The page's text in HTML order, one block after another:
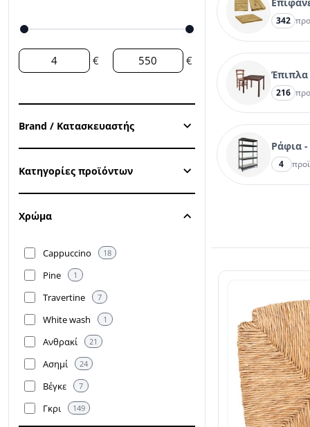
€ €
Brand / Κατασκευαστής
Κατηγορίες προϊόντων
Χρώμα
Cappuccino 18
Pine 1
Travertine 7
White wash 1
Ανθρακί 21
Ασημί 24
Βέγκε 7
Γκρι 149
342
Έπιπλα
216
Ράφια -
4